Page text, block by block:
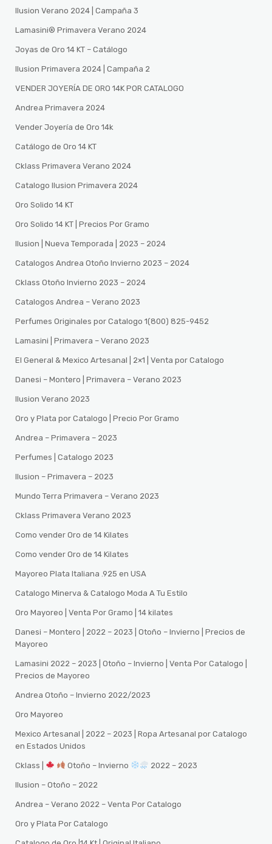
Ilusion Verano 2024 | Campaña 3
Lamasini®️ Primavera Verano 2024
Joyas de Oro 14 KT – Catálogo
Ilusion Primavera 2024 | Campaña 2
VENDER JOYERÍA DE ORO 14K POR CATALOGO
Andrea Primavera 2024
Vender Joyería de Oro 14k
Catálogo de Oro 14 KT
Cklass Primavera Verano 2024
Catalogo Ilusion Primavera 2024
Oro Solido 14 KT
Oro Solido 14 KT | Precios Por Gramo
Ilusion | Nueva Temporada | 2023 – 2024
Catalogos Andrea Otoño Invierno 2023 – 2024
Cklass Otoño Invierno 2023 – 2024
Catalogos Andrea – Verano 2023
Perfumes Originales por Catalogo 1(800) 825-9452
Lamasini | Primavera – Verano 2023
El General & Mexico Artesanal | 2×1 | Venta por Catalogo
Danesi – Montero | Primavera – Verano 2023
Ilusion Verano 2023
Oro y Plata por Catalogo | Precio Por Gramo
Andrea – Primavera – 2023
Perfumes | Catalogo 2023
Ilusion – Primavera – 2023
Mundo Terra Primavera – Verano 2023
Cklass Primavera Verano 2023
Como vender Oro de 14 Kilates
Como vender Oro de 14 Kilates
Mayoreo Plata Italiana .925 en USA
Catalogo Minerva & Catalogo Moda A Tu Estilo
Oro Mayoreo | Venta Por Gramo | 14 kilates
Danesi – Montero | 2022 – 2023 | Otoño – Invierno | Precios de
Mayoreo
Lamasini 2022 – 2023 | Otoño – Invierno | Venta Por Catalogo |
Precios de Mayoreo
Andrea Otoño – Invierno 2022/2023
Oro Mayoreo
Mexico Artesanal | 2022 – 2023 | Ropa Artesanal por Catalogo
en Estados Unidos
Cklass | Otoño – Invierno 2022 – 2023
Ilusion – Otoño – 2022
Andrea – Verano 2022 – Venta Por Catalogo
Oro y Plata Por Catalogo